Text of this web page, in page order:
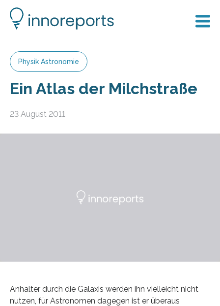
Physik Astronomie
Ein Atlas der Milchstraße
23 August 2011
Anhalter durch die Galaxis werden ihn vielleicht nicht
nutzen, für Astronomen dagegen ist er überaus